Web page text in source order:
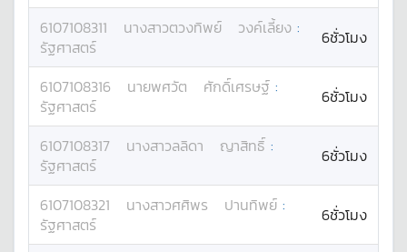
6107108311 นางสาวตวงทิพย์ วงค์เลี้ยง :
รัฐศาสตร์
6ชั่วโมง
6107108316 นายพศวัต ศักดิ์เศรษฐ์ :
รัฐศาสตร์
6ชั่วโมง
6107108317 นางสาวลลิดา ญาสิทธิ์ :
รัฐศาสตร์
6ชั่วโมง
6107108321 นางสาวศศิพร ปานทิพย์ :
รัฐศาสตร์
6ชั่วโมง